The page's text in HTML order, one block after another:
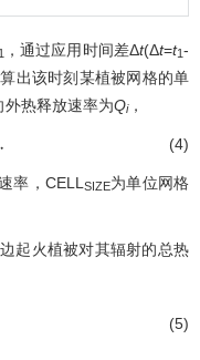
1 ，通过应用时间差Δt(Δt=t1-
出该时刻某植被网格的单
热释放速率为Qi，
(4)
率，CELL SIZE为单位网格
起火植被对其辐射的总热
(5)